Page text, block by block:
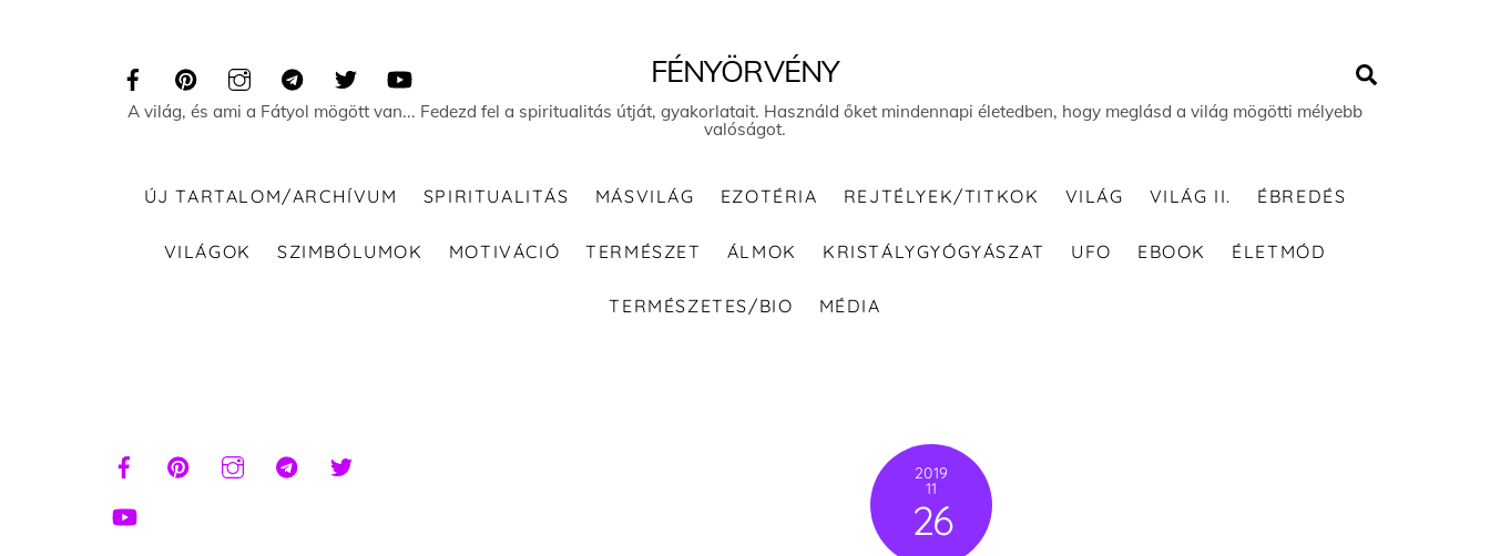
FÉNYÖRVÉNY
A világ, és ami a Fátyol mögött van... Fedezd fel a spiritualitás útját, gyakorlatait. Használd őket mindennapi életedben, hogy meglásd a világ mögötti mélyebb
valóságot.
ÚJ TARTALOM/ARCHÍVUM SPIRITUALITÁS MÁSVILÁG EZOTÉRIA REJTÉLYEK/TITKOK VILÁG VILÁG II. ÉBREDÉS
VILÁGOK SZIMBÓLUMOK MOTIVÁCIÓ TERMÉSZET ÁLMOK KRISTÁLYGYÓGYÁSZAT UFO EBOOK ÉLETMÓD
TERMÉSZETES/BIO MÉDIA
2019
11
26